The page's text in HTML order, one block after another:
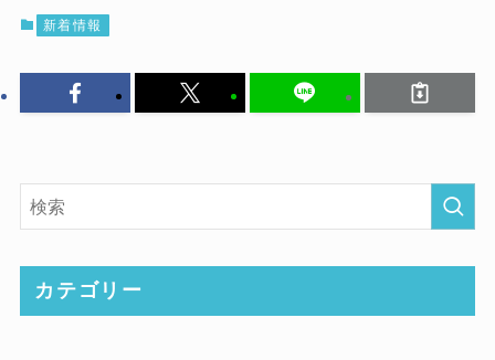
新着情報
カテゴリー